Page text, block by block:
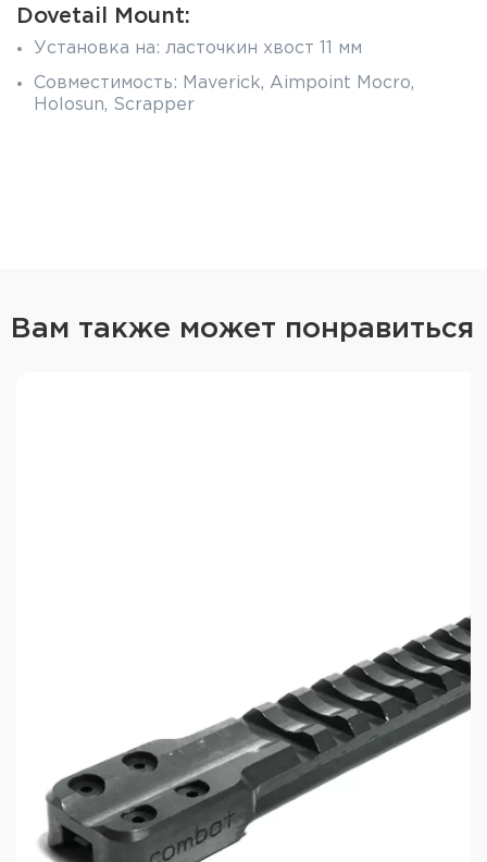
Dovetail Mount:
Установка на: ласточкин хвост 11 мм
Совместимость: Maverick, Aimpoint Mocro,
Holosun, Scrapper
Вам также может понравиться